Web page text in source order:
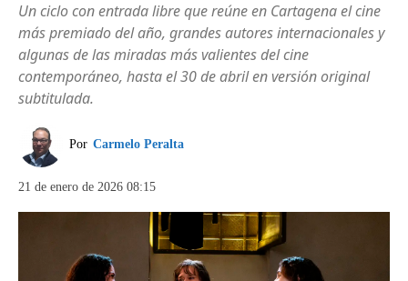
Un ciclo con entrada libre que reúne en Cartagena el cine
más premiado del año, grandes autores internacionales y
algunas de las miradas más valientes del cine
contemporáneo, hasta el 30 de abril en versión original
subtitulada.
Por Carmelo Peralta
21 de enero de 2026 08:15